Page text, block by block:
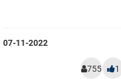
07-11-2022
755 1